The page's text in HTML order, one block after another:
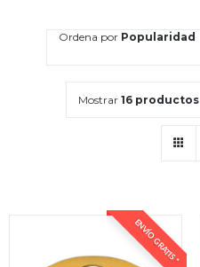
Ordena por Popularidad
Mostrar 16 productos
ENVÍO GRATIS *